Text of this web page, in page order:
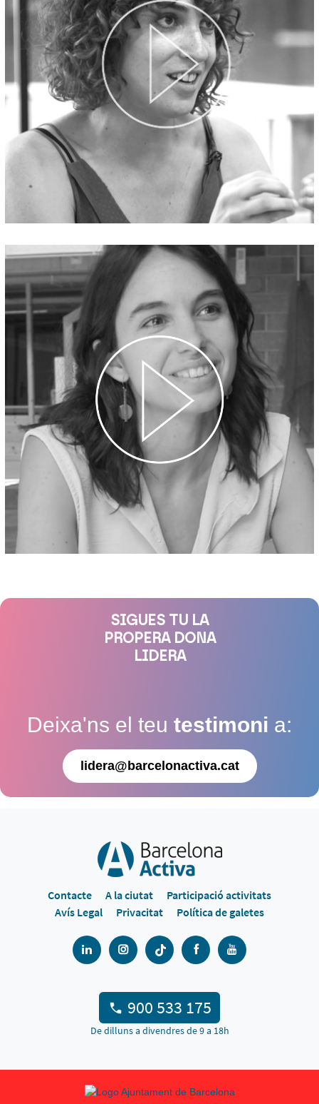
SIGUES TU LA
PROPERA DONA
LIDERA
Deixa'ns el teu testimoni a:
lidera@barcelonactiva.cat
Contacte A la ciutat
Participació activitats
Avís Legal
Privacitat Política de galetes
900 533 175
De dilluns a divendres de 9 a 18h